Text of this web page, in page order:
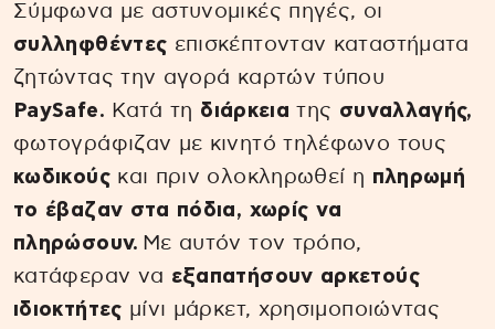
Σύμφωνα με αστυνομικές πηγές, οι
συλληφθέντες επισκέπτονταν καταστήματα
ζητώντας την αγορά καρτών τύπου
PaySafe. Κατά τη διάρκεια της συναλλαγής,
φωτογράφιζαν με κινητό τηλέφωνο τους
κωδικούςκαι πριν ολοκληρωθεί η πληρωμή
το έβαζαν στα πόδια, χωρίς να
πληρώσουν. Με αυτόν τον τρόπο,
κατάφεραν να εξαπατήσουν αρκετούς
ιδιοκτήτες μίνι μάρκετ, χρησιμοποιώντας